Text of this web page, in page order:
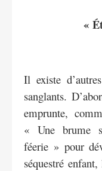
«
Il existe
sanglants.
emprunte,
« Une brume
féerie » pour
séquestré